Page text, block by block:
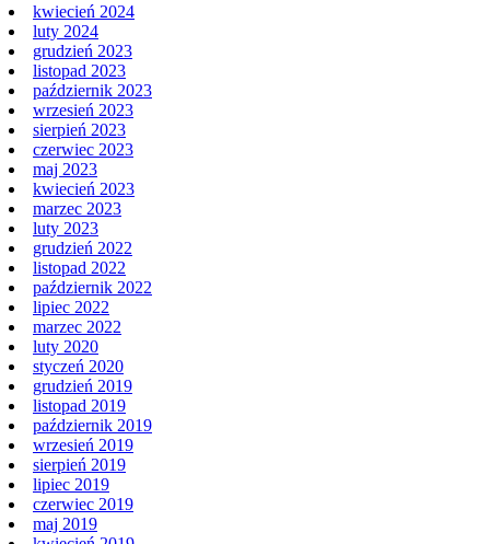
kwiecień 2024
luty 2024
grudzień 2023
listopad 2023
październik 2023
wrzesień 2023
sierpień 2023
czerwiec 2023
maj 2023
kwiecień 2023
marzec 2023
luty 2023
grudzień 2022
listopad 2022
październik 2022
lipiec 2022
marzec 2022
luty 2020
styczeń 2020
grudzień 2019
listopad 2019
październik 2019
wrzesień 2019
sierpień 2019
lipiec 2019
czerwiec 2019
maj 2019